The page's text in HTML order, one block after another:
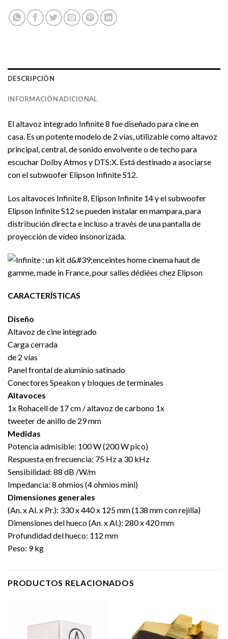
DESCRIPCIÓN
INFORMACIÓN ADICIONAL
El altavoz integrado Infinite 8 fue diseñado para cine en
casa. Es un potente modelo de 2 vías, utilizable como altavoz
principal, central, de sonido envolvente o de techo para
escuchar Dolby Atmos y DTS:X. Está destinado a asociarse
con el subwoofer Elipson Infinite S12.
Los altavoces Infinite 8, Elipson Infinite 14 y el subwoofer
Elipson Infinite S12 se pueden instalar en mampara, para
distribución directa e incluso a través de una pantalla de
proyección de vídeo insonorizada.
CARACTERÍSTICAS
Diseño
Altavoz de cine integrado
Carga cerrada
de 2 vías
Panel frontal de aluminio satinado
Conectores Speakon y bloques de terminales
Altavoces
1x Rohacell de 17 cm / altavoz de carbono 1x
tweeter de anillo de 29 mm
Medidas
Potencia admisible: 100 W (200 W pico)
Respuesta en frecuencia: 75 Hz a 30 kHz
Sensibilidad: 88 dB /W/m
Impedancia: 8 ohmios (4 ohmios mini)
Dimensiones generales
(An. x Al. x Pr.): 330 x 440 x 125 mm (138 mm con rejilla)
Dimensiones del hueco (An. x Al.): 280 x 420 mm
Profundidad del hueco: 112 mm
Peso: 9 kg
PRODUCTOS RELACIONADOS